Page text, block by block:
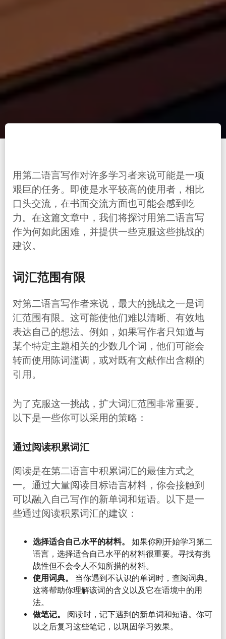
用第二语言写作对许多学习者来说可能是一项
艰巨的任务。即使是水平较高的使用者，相比
口头交流，在书面交流方面也可能会感到吃
力。在这篇文章中，我们将探讨用第二语言写
作为何如此困难，并提供一些克服这些挑战的
建议。
词汇范围有限
对第二语言写作者来说，最大的挑战之一是词
汇范围有限。这可能使他们难以清晰、有效地
表达自己的想法。例如，如果写作者只知道与
某个特定主题相关的少数几个词，他们可能会
转而使用陈词滥调，或对既有文献作出含糊的
引用。
为了克服这一挑战，扩大词汇范围非常重要。
以下是一些你可以采用的策略：
通过阅读积累词汇
阅读是在第二语言中积累词汇的最佳方式之
一。通过大量阅读目标语言材料，你会接触到
可以融入自己写作的新单词和短语。以下是一
些通过阅读积累词汇的建议：
选择适合自己水平的材料。
如果你刚开始学习第二
语言，选择适合自己水平的材料很重要。寻找有挑
战性但不会令人不知所措的材料。
使用词典。
当你遇到不认识的单词时，查阅词典。
这将帮助你理解该词的含义以及它在语境中的用
法。
做笔记。
阅读时，记下遇到的新单词和短语。你可
以之后复习这些笔记，以巩固学习效果。